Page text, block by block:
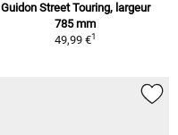
Guidon Street Touring, largeur
785 mm
49,99 €1